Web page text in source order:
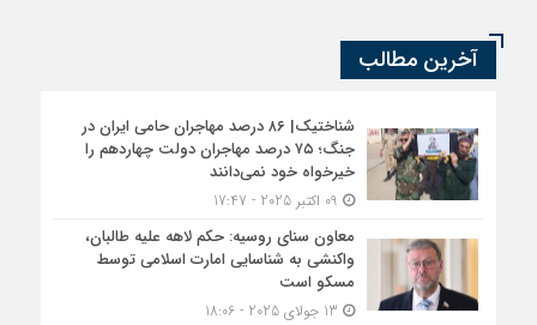
آخرین مطالب
شناختیک| ۸۶ درصد مهاجران حامی ایران در
جنگ؛ ۷۵ درصد مهاجران دولت چهاردهم را
خیرخواه خود نمی‌دانند
معاون سنای روسیه: حکم لاهه علیه طالبان،
واکنشی به شناسایی امارت اسلامی توسط
مسکو است